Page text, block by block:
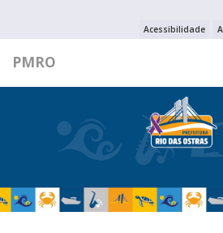
Acessibilidade
PMRO
PESQUISAR NO
PESQUISAR